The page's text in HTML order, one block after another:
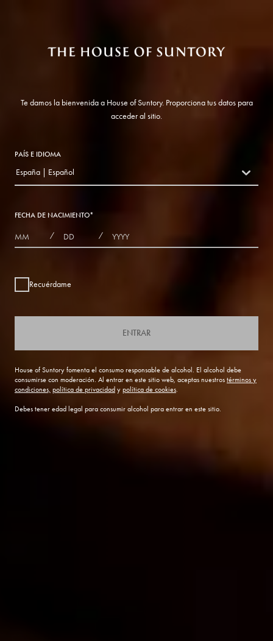
Te damos la bienvenida a House of Suntory. Proporciona tus datos para
acceder al sitio.
PAÍS E IDIOMA
countryDropdown
España | Español
FECHA DE NACIMIENTO*
MONTHS
/ DAYS / YEAR
Recuérdame
ENTRAR
House of Suntory fomenta el consumo responsable de alcohol. El alcohol debe
consumirse con moderación. Al entrar en este sitio web, aceptas nuestros términos y
condiciones, política de privacidad y política de cookies.
Debes tener edad legal para consumir alcohol para entrar en este sitio.